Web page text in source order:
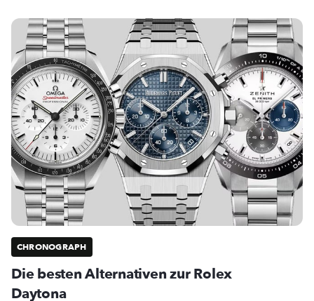
CHRONOGRAPH
Die besten Alternativen zur Rolex
Daytona